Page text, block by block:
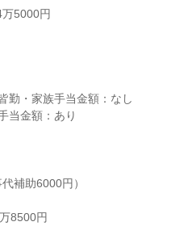
5000円
勤・家族手当金額：なし
当金額：あり
補助6000円）
8500円